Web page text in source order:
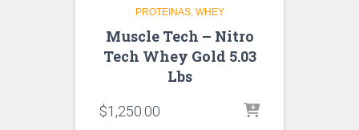
PROTEINAS WHEY
Muscle Tech – Nitro
Tech Whey Gold 5.03
Lbs
$1,250.00